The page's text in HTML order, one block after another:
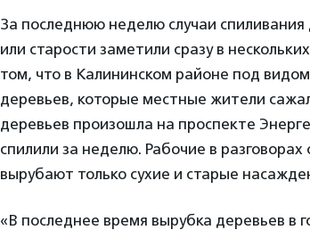
За последнюю неделю случаи
или старости заметили сразу в
том, что в Калининском районе под
деревьев, которые местные жители
деревьев произошла на проспекте
спилили за неделю. Рабочие в
вырубают только сухие и старые
«В последнее время вырубка деревьев в